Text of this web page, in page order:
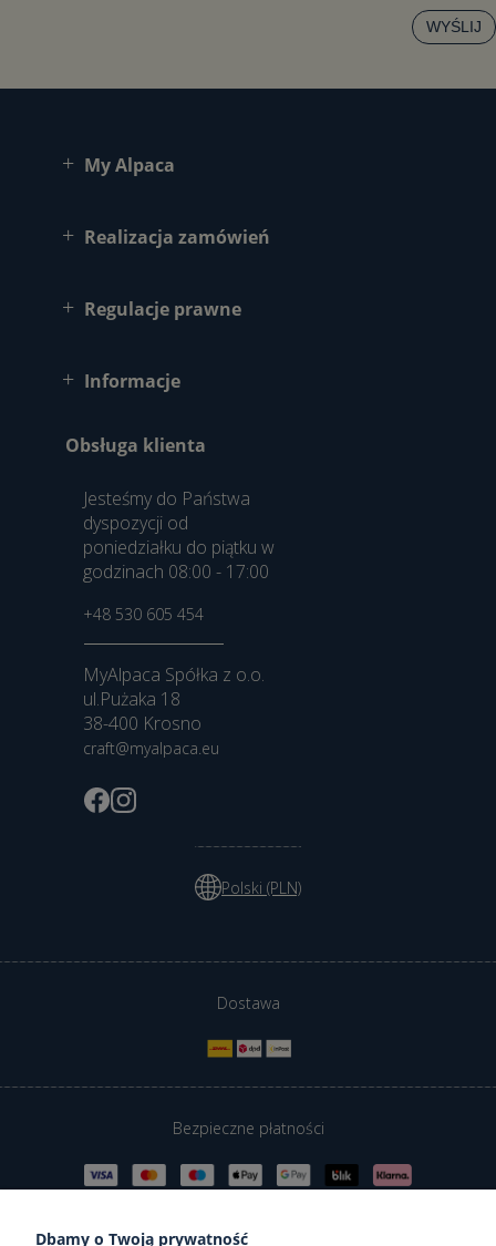
WYŚLIJ
My Alpaca
Realizacja zamówień
Regulacje prawne
Informacje
Obsługa klienta
Jesteśmy do Państwa
dyspozycji od
poniedziałku do piątku w
godzinach 08:00 - 17:00
+48 530 605 454
MyAlpaca Spółka z o.o.
ul.Pużaka 18
38-400 Krosno
craft@myalpaca.eu
Polski (PLN)
Bezpieczne płatności
Dostawa
Dbamy o Twoją prywatność